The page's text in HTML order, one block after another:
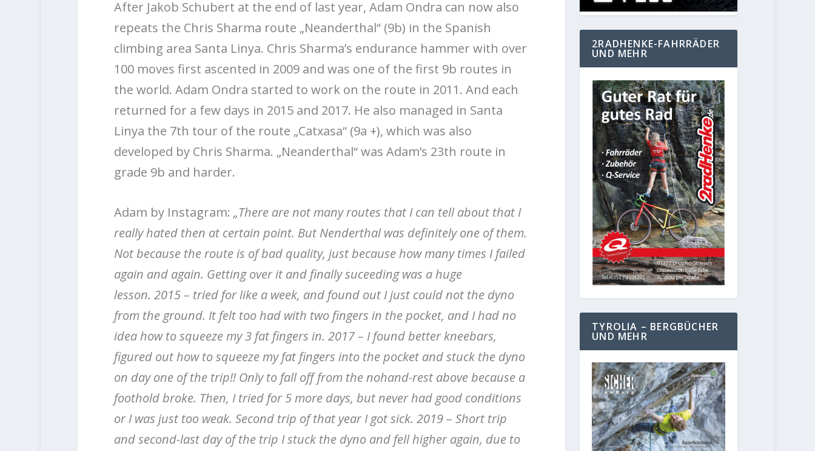
After Jakob Schubert at the end of last year, Adam Ondra can now also
repeats the Chris Sharma route „Neanderthal“ (9b) in the Spanish
climbing area Santa Linya. Chris Sharma’s endurance hammer with over
100 moves first ascented in 2009 and was one of the first 9b routes in
the world. Adam Ondra started to work on the route in 2011. And each
returned for a few days in 2015 and 2017. He also managed in Santa
Linya the 7th tour of the route „Catxasa“ (9a +), which was also
developed by Chris Sharma. „Neanderthal“ was Adam’s 23th route in
grade 9b and harder.
Adam by Instagram: „There are not many routes that I can tell about that I
really hated then at certain point. But Nenderthal was definitely one of them.
Not because the route is of bad quality, just because how many times I failed
again and again. Getting over it and finally suceeding was a huge
lesson. 2015 – tried for like a week, and found out I just could not the dyno
from the ground. It felt too had with two fingers in the pocket, and I had no
idea how to squeeze my 3 fat fingers in. 2017 – I found better kneebars,
figured out how to squeeze my fat fingers into the pocket and stuck the dyno
on day one of the trip!! Only to fall off from the nohand-rest above because a
foothold broke. Then, I tried for 5 more days, but never had good conditions
or I was just too weak. Second trip of that year I got sick. 2019 – Short trip
and second-last day of the trip I stuck the dyno and fell higher again, due to
2RADHENKE-FAHRRÄDER
UND MEHR
TYROLIA – BERGBÜCHER
UND MEHR